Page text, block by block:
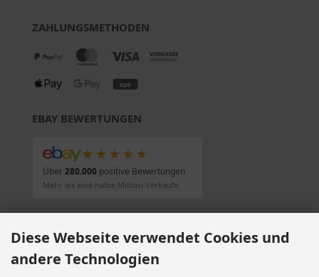
ZAHLUNGSMETHODEN
EBAY BEWERTUNGEN
★★★★★
Über280.000positive Bewertungen
Mehr als eine halbe Million Verkäufe
Diese Webseite verwendet Cookies und
andere Technologien